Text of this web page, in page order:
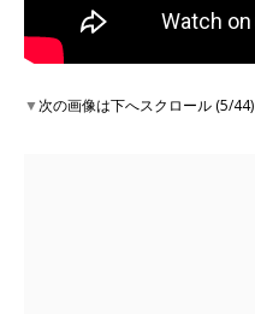
▼次の画像は下へスクロール (5/44)